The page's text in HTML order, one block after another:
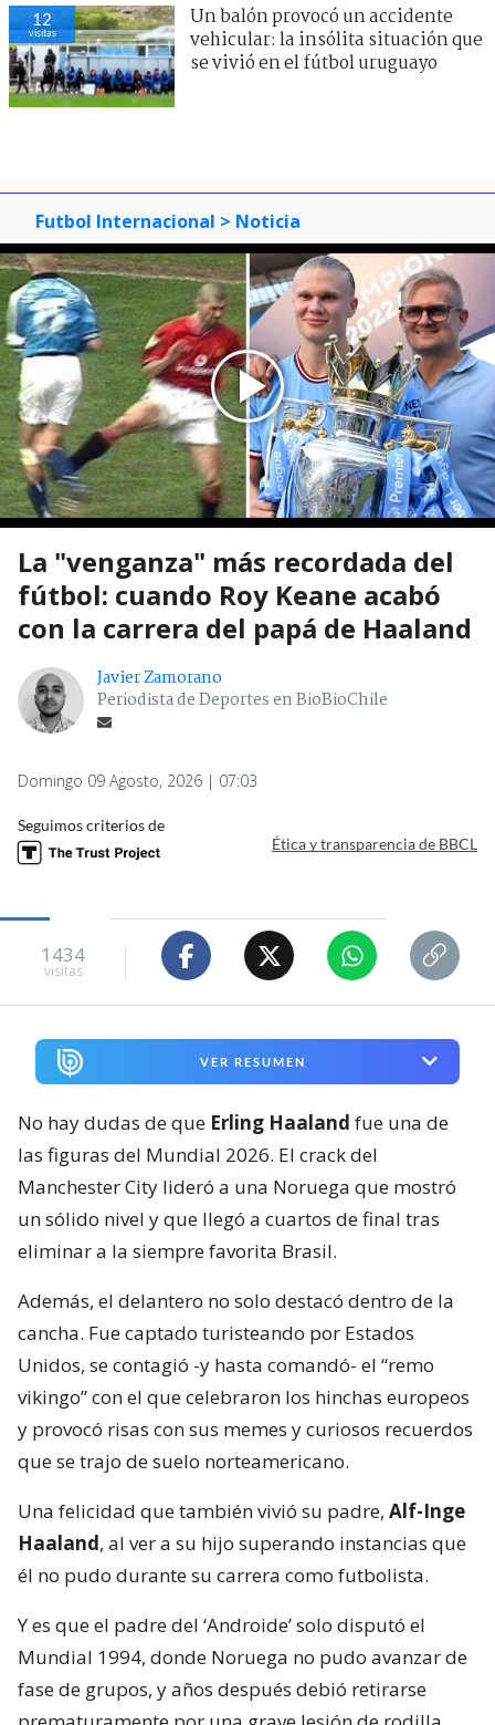
12
visitas
Un balón provocó un accidente
vehicular: la insólita situación que
se vivió en el fútbol uruguayo
Futbol Internacional > Noticia
La "venganza" más recordada del
fútbol: cuando Roy Keane acabó
con la carrera del papá de Haaland
Javier Zamorano
Periodista de Deportes en BioBioChile
Domingo 09 Agosto, 2026 | 07:03
Seguimos criterios de
Ética y transparencia de BBCL
1434
visitas
VER RESUMEN
No hay dudas de que Erling Haaland fue una de
las figuras del Mundial 2026. El crack del
Manchester City lideró a una Noruega que mostró
un sólido nivel y que llegó a cuartos de final tras
eliminar a la siempre favorita Brasil.
Además, el delantero no solo destacó dentro de la
cancha. Fue captado turisteando por Estados
Unidos, se contagió -y hasta comandó- el “remo
vikingo” con el que celebraron los hinchas europeos
y provocó risas con sus memes y curiosos recuerdos
que se trajo de suelo norteamericano.
Una felicidad que también vivió su padre, Alf-Inge
Haaland, al ver a su hijo superando instancias que
él no pudo durante su carrera como futbolista.
Y es que el padre del ‘Androide’ solo disputó el
Mundial 1994, donde Noruega no pudo avanzar de
fase de grupos, y años después debió retirarse